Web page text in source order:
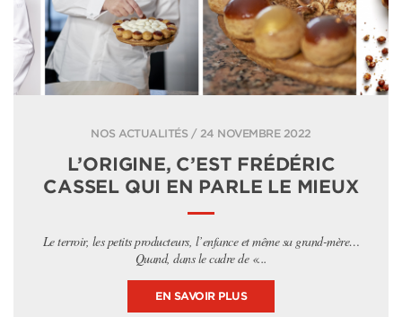
NOS ACTUALITÉS / 24 NOVEMBRE 2022
L’ORIGINE, C’EST FRÉDÉRIC
CASSEL QUI EN PARLE LE MIEUX
Le terroir, les petits producteurs, l’enfance et même sa grand-mère…
Quand, dans le cadre de «...
EN SAVOIR PLUS